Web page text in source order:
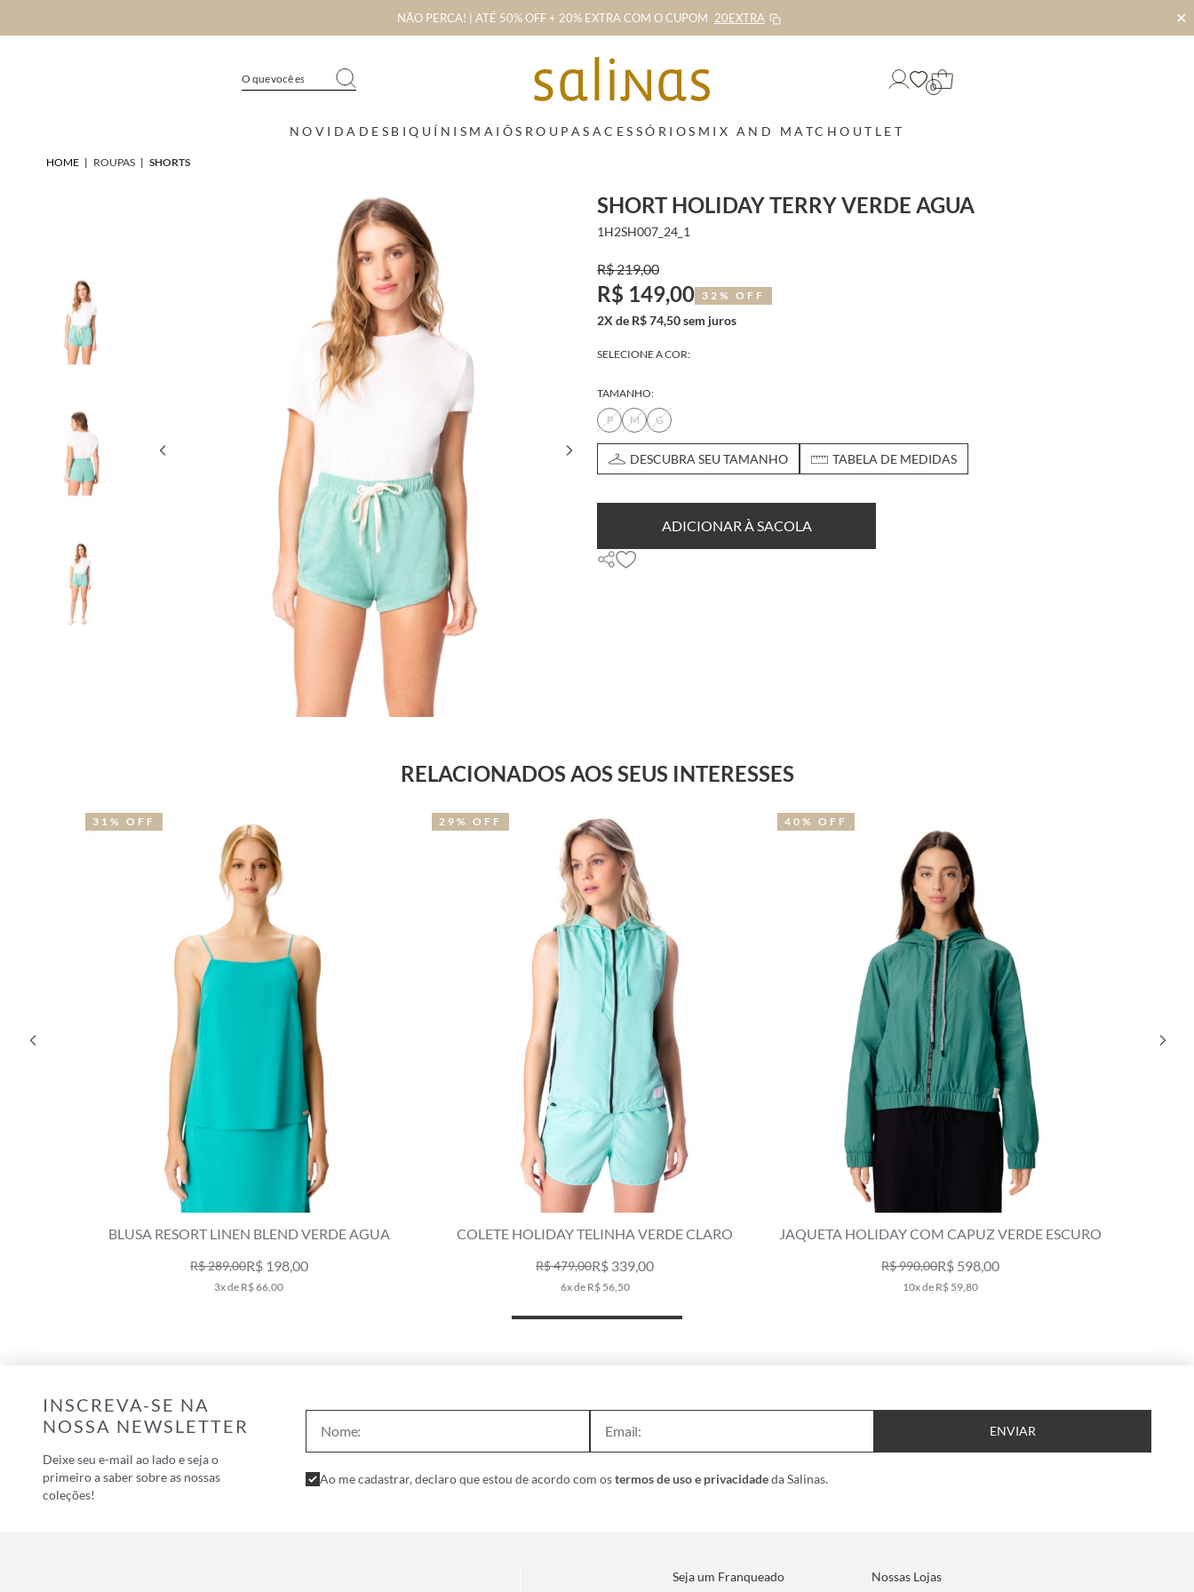
NÃO PERCA! | ATÉ 50% OFF + 20% EXTRA COM O CUPOM 20EXTRA ✕
0
NOVIDADES BIQUÍNIS MAIÔS ROUPAS ACESSÓRIOS MIX AND MATCHOUTLET
HOME | ROUPAS | SHORTS
SHORT HOLIDAY TERRY VERDE AGUA
1H2SH007_24_1
R$ 219,00
R$ 149,00 32% OFF
2X de R$ 74,50 sem juros
SELECIONE A COR:
TAMANHO:
P
M G
DESCUBRA SEU TAMANHO TABELA DE MEDIDAS
ADICIONAR À SACOLA
RELACIONADOS AOS SEUS INTERESSES
BLUSA RESORT LINEN BLEND VERDE AGUA
R$ 289,00R$ 198,00
3x de R$ 66,00
31% OFF
COLETE HOLIDAY TELINHA VERDE CLARO
R$ 479,00R$ 339,00
6x de R$ 56,50
29% OFF
JAQUETA HOLIDAY COM CAPUZ VERDE ESCURO
R$ 990,00R$ 598,00
10x de R$ 59,80
40% OFF
INSCREVA-SE NA
NOSSA NEWSLETTER
Deixe seu e-mail ao lado e seja o
primeiro a saber sobre as nossas
coleções!
ENVIAR
Ao me cadastrar, declaro que estou de acordo com ostermos de uso e privacidadeda Salinas.
Seja um Franqueado Nossas Lojas